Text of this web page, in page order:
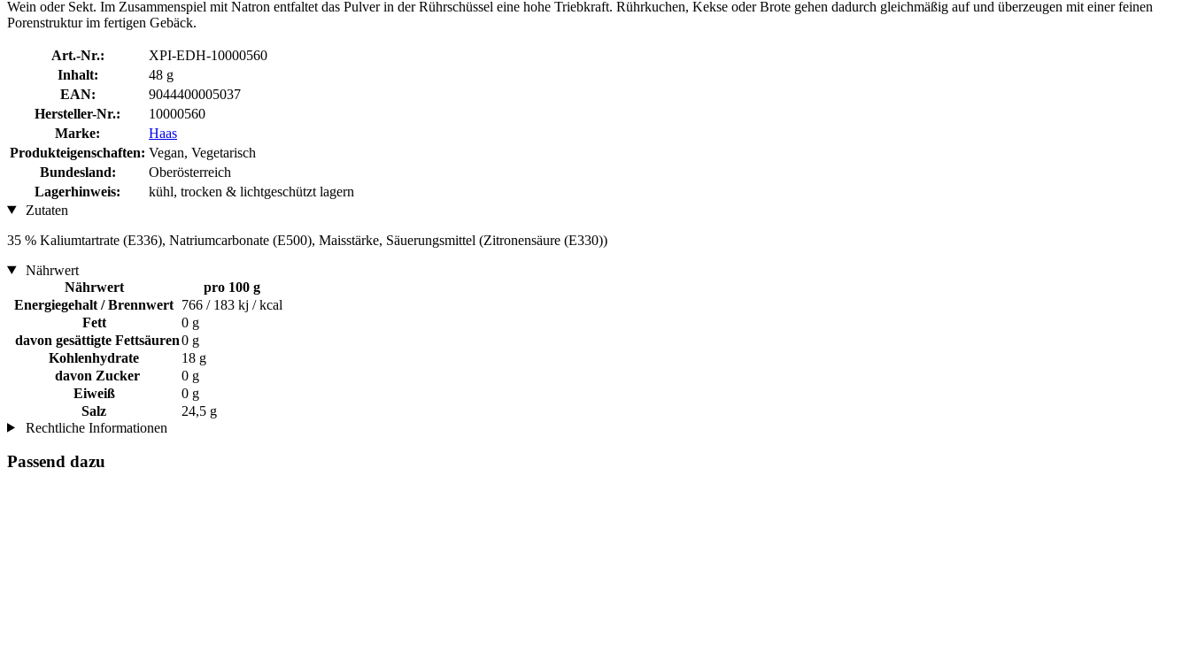
Wein oder Sekt. Im Zusammenspiel mit Natron entfaltet das Pulver in der Rührschüssel eine hohe Triebkraft. Rührkuchen, Kekse oder Brote gehen dadurch gleichmäßig auf und überzeugen mit einer feinen
Porenstruktur im fertigen Gebäck.
Art.-Nr.:
XPI-EDH-10000560
Inhalt:
48 g
EAN:
9044400005037
Hersteller-Nr.:
10000560
Marke:
Haas
Produkteigenschaften: Vegan, Vegetarisch
Bundesland:
Oberösterreich
Lagerhinweis:
kühl, trocken & lichtgeschützt lagern
Zutaten
35 % Kaliumtartrate (E336), Natriumcarbonate (E500), Maisstärke, Säuerungsmittel (Zitronensäure (E330))
Nährwert
Nährwert
pro 100 g
Energiegehalt / Brennwert 766 / 183 kj / kcal
Fett
0 g
davon gesättigte Fettsäuren0 g
Kohlenhydrate
18 g
davon Zucker
0 g
Eiweiß
0 g
Salz
24,5 g
Rechtliche Informationen
Passend dazu